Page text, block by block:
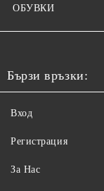
ОБУВКИ
Бързи връзки:
Вход
Регистрация
За Нас